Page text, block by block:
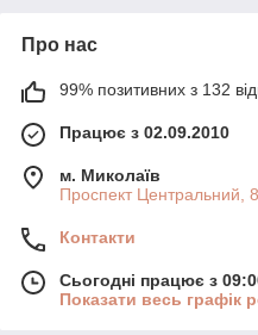
Про нас
99% позитивних з 132
Працює з 02.09.2010
м. Миколаїв
Проспект Центральний,
Контакти
Сьогодні працює з
Показати весь графік